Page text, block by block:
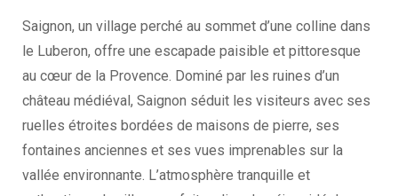
Saignon, un village perché au sommet d’une colline dans
le Luberon, offre une escapade paisible et pittoresque
au cœur de la Provence. Dominé par les ruines d’un
château médiéval, Saignon séduit les visiteurs avec ses
ruelles étroites bordées de maisons de pierre, ses
fontaines anciennes et ses vues imprenables sur la
vallée environnante. L’atmosphère tranquille et